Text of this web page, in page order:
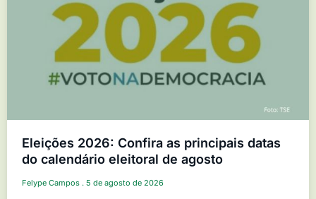
Eleições 2026: Confira as principais datas
do calendário eleitoral de agosto
Felype Campos 5 de agosto de 2026